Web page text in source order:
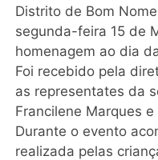
Distrito de Bom
segunda-feira 15 de
homenagem ao dia
Foi recebido pela
as representates da
Francilene Marques
Durante o evento
realizada pelas